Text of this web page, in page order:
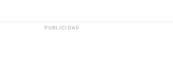
PUBLICIDAD